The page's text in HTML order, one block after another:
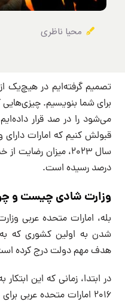
محیا ناظری
تصمیم گرفته‌ایم در هیچ‌یک
برای شما بنویسیم.
می‌شود را در صد قرار
قبولش کنیم که امارات
درصد رسیده است.
وزارت شادی چیست و
بله، امارات متحده عربی
شدن به اولین کشوری که
هدف مهم دولت درج کرده
در ابتدا، زمانی که این
۲۰۱۶ امارات متحده عربی